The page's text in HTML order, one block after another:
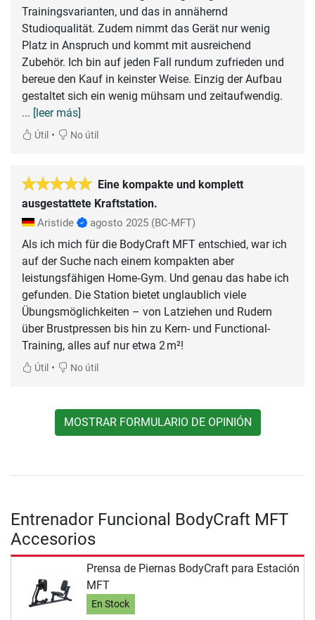
Trainingsvarianten, und das in annähernd
Studioqualität. Zudem nimmt das Gerät nur wenig
Platz in Anspruch und kommt mit ausreichend
Zubehör. Ich bin auf jeden Fall rundum zufrieden und
bereue den Kauf in keinster Weise. Einzig der Aufbau
gestaltet sich ein wenig mühsam und zeitaufwendig.
... [leer más]
Útil • No útil
Eine kompakte und komplett
ausgestattete Kraftstation.
Aristide agosto 2025 (BC-MFT)
Als ich mich für die BodyCraft MFT entschied, war ich
auf der Suche nach einem kompakten aber
leistungsfähigen Home‑Gym. Und genau das habe ich
gefunden. Die Station bietet unglaublich viele
Übungsmöglichkeiten – von Latziehen und Rudern
über Brustpressen bis hin zu Kern- und Functional-
Training, alles auf nur etwa 2 m²!
Útil • No útil
MOSTRAR FORMULARIO DE OPINIÓN
Entrenador Funcional BodyCraft MFT
Accesorios
Prensa de Piernas BodyCraft para Estación
MFT
En Stock